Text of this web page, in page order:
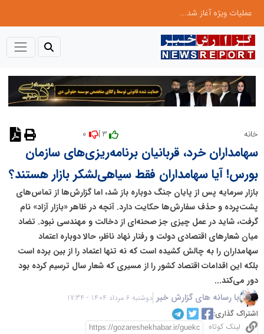
عملیات ویژه آغاز شد...
خانه 3 |
سهامداران خرد، قربانیان برنامه‌ریزی‌های سازمان
بورس! آیا سهامداران فقط سیاهی‌لشکر بازار هستند؟
بازار سرمایه پس از پایان جنگ دوباره باز شد، اما گزارش‌ها از تماس‌های
پشت‌پرده و حذف سفارش‌ها حکایت دارد. آنچه در ظاهر «بازار آزاد» نام
گرفت، شاید در عمل چیزی جز صحنه‌ای از دخالت و مهندسی نبود. تضاد
میان شعار‌های اقتصادی دولت و رفتار نهاد ناظر، حالا دوباره اعتماد
سهامداران را به چالش کشیده است که نه تنها اعتماد را از بین برده است
بلکه این اقدامات اقتصاد کشور را از مسیری که شعار سال ترسیم کرده بود
دور می‌کند...
با رسانه های گزارش خبر دوشنبه 6 مرداد 1404 - 17:34
اشتراک گذاری:
لینک کوتاه